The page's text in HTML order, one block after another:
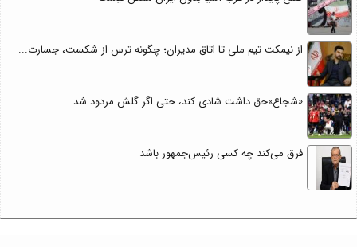
از نیمکت تیم ملی تا اتاق مدیران؛ چگونه ترس از شکست، جسارت...
«شجاع»حق داشت شادی کند، حتی اگر گلش مردود شد
فرق می‌کند چه کسی رئیس‌جمهور باشد